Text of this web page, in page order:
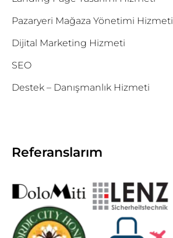
Pazaryeri Mağaza Yönetimi Hizmeti
Dijital Marketing Hizmeti
SEO
Destek – Danışmanlık Hizmeti
Referanslarım